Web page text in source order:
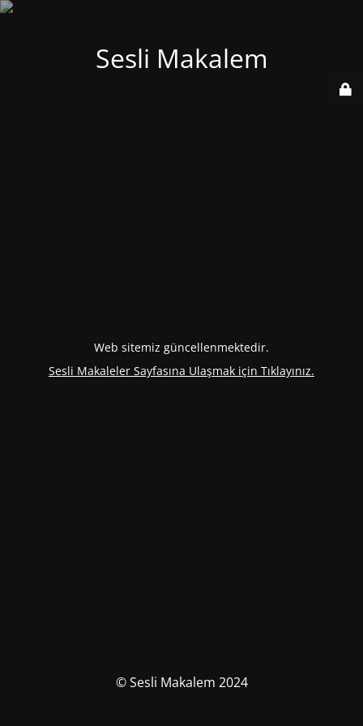
Sesli Makalem
Web sitemiz güncellenmektedir.
Sesli Makaleler Sayfasına Ulaşmak için Tıklayınız.
© Sesli Makalem 2024